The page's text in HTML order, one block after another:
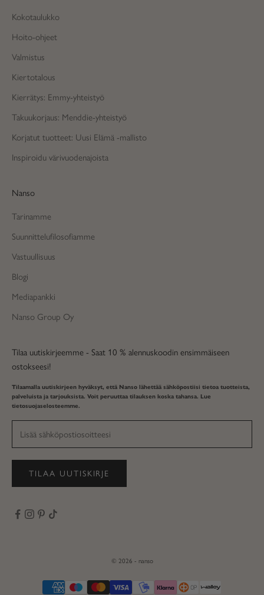
Kokotaulukko
Hoito-ohjeet
Valmistus
Kiertotalous
Kierrätys: Emmy-yhteistyö
Takuukorjaus: Menddie-yhteistyö
Korjatut tuotteet: Uusi Elämä -mallisto
Inspiroidu värivuodenajoista
Nanso
Tarinamme
Suunnittelufilosofiamme
Vastuullisuus
Blogi
Mediapankki
Nanso Group Oy
Tilaa uutiskirjeemme - Saat 10 % alennuskoodin ensimmäiseen
ostokseesi!
Tilaamalla uutiskirjeen hyväksyt, että Nanso lähettää sähköpostiisi tietoa tuotteista,
palveluista ja tarjouksista. Voit peruuttaa tilauksen koska tahansa. Lue
tietosuojaselosteemme.
TILAA UUTISKIRJE
© 2026 - nanso